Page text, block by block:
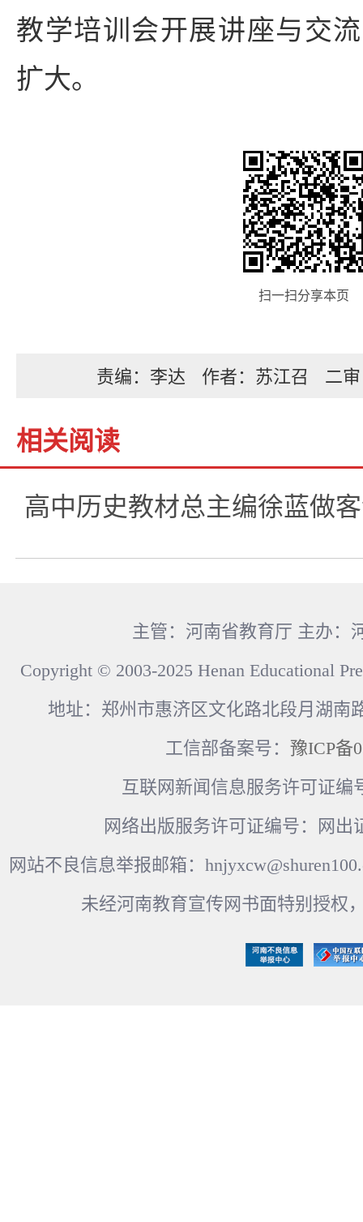
教学培训会开展讲座与交
扩大。
扫一扫分享本页
责编：李达 作者：苏江召 二
相关阅读
高中历史教材总主编徐蓝做
主管：河南省教育厅 主办：
Copyright © 2003-2025 Henan Educational
地址：郑州市惠济区文化路北段月湖南
工信部备案号： 豫ICP备
互联网新闻信息服务许可证编
网络出版服务许可证编号：网出
网站不良信息举报邮箱：
未经河南教育宣传网书面特别授权